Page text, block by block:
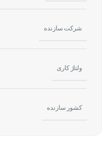
شرکت سازنده
ولتاژ کاری
کشور سازنده